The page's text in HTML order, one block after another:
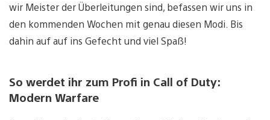
wir Meister der Überleitungen sind, befassen wir uns in
den kommenden Wochen mit genau diesen Modi. Bis
dahin auf auf ins Gefecht und viel Spaß!
So werdet ihr zum Profi in Call of Duty:
Modern Warfare